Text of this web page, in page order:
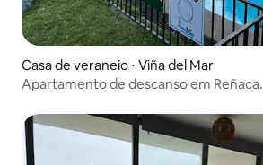
Casa de veraneio ⋅ Viña del Mar
Apartamento de descanso em Reñaca.